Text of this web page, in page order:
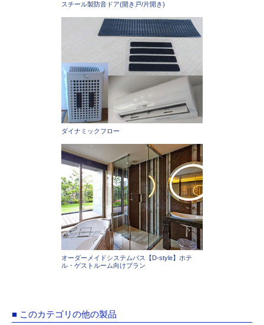
スチール製防音ドア(開き戸/片開き)
ダイナミックフロー
オーダーメイドシステムバス【D-style】ホテ
ル・ゲストルーム向けプラン
■ このカテゴリの他の製品